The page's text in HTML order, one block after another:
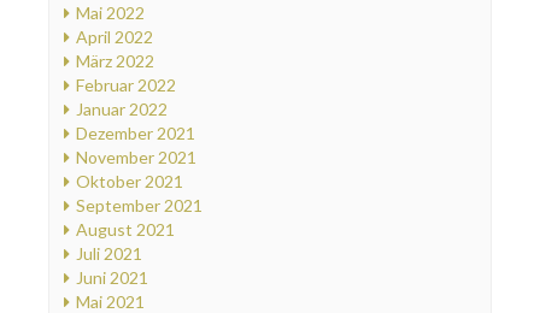
Mai 2022
April 2022
März 2022
Februar 2022
Januar 2022
Dezember 2021
November 2021
Oktober 2021
September 2021
August 2021
Juli 2021
Juni 2021
Mai 2021